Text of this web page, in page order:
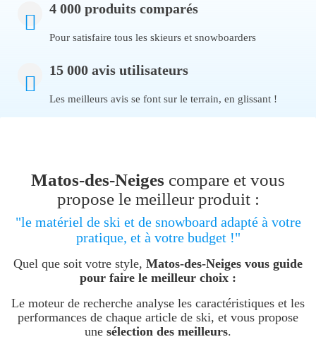
4 000 produits comparés
Pour satisfaire tous les skieurs et snowboarders
15 000 avis utilisateurs
Les meilleurs avis se font sur le terrain, en glissant !
Matos-des-Neiges compare et vous
propose le meilleur produit :
"le matériel de ski et de snowboard adapté à votre
pratique, et à votre budget !"
Quel que soit votre style, Matos-des-Neiges vous guide
pour faire le meilleur choix :
Le moteur de recherche analyse les caractéristiques et les
performances de chaque article de ski, et vous propose
une sélection des meilleurs.